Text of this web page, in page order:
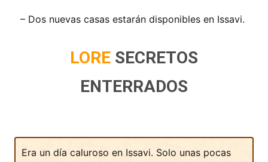
– Dos nuevas casas estarán disponibles en Issavi.
LORE SECRETOS
ENTERRADOS
Era un día caluroso en Issavi. Solo unas pocas